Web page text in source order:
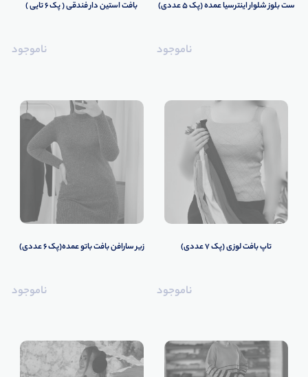
تاپ عمده تیشرت عمده بلوز عمده هودی عمده ست
ست بلوز شلوار اینترسیا عمده (پک 5 عددی)
ناموجود
بافت استین دار فندقی ( پک 6 تایی )
ناموجود
تاپ بافت لوزی (پک 7 عددی)
ناموجود
زیر سارافن بافت باتو عمده(پک 6 عددی)
ناموجود